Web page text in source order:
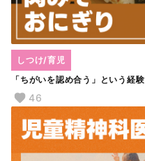
「ちがいを認め合う」という経験
しつけ/育児
46